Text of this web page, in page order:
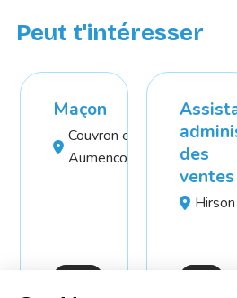
Peut t'intéresser
Maçon
Couvron et
Aumencourt
des
ventes
Hirson